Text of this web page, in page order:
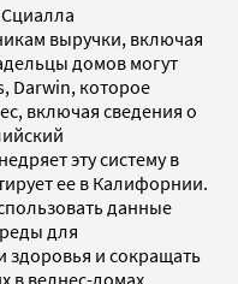
выручки, включая
домов могут
Darwin, которое
включая сведения о
эту систему в
ее в Калифорнии.
данные
для
здоровья и сокращать
в велнес-домах